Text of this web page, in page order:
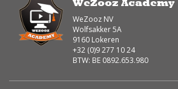
WeZooz Academy
WeZooz NV
Wolfsakker 5A
9160 Lokeren
+32 (0)9 277 10 24
BTW: BE 0892.653.980